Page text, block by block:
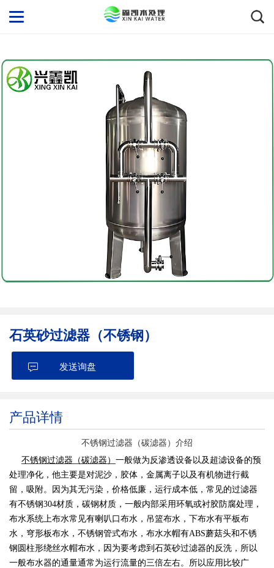
石英砂过滤器（不锈钢）
发送询盘
产品详情
不锈钢过滤器（碳滤器）介绍
不锈钢过滤器（碳滤器） 一般做为反渗透设备以及超滤设备的预
处理净化，他主要是对泥沙，胶体，金属离子以及有机物进行截
留，吸附。因为其无污染，价格低廉，运行成本低，常见的过滤器
有不锈钢304材质，碳钢材质，一般内部采用环氧或衬胶防腐处理，
布水系统上布水常见有喇叭口布水，吊篮布水，下布水有平板布
水，穹形板布水，不锈钢管式布水，布水水帽有ABS蘑菇头和不锈
钢圆柱形绕丝水帽布水，因为要考虑到石英砂过滤器的反洗，所以
一般布水器的通量通常为运行流量的三倍左右。所以应用比较广